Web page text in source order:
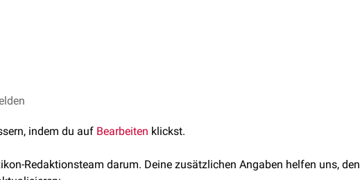
indem du auf Bearbeiten klickst.
Redaktionsteam darum. Deine zusätzlichen Angaben helfen uns, den